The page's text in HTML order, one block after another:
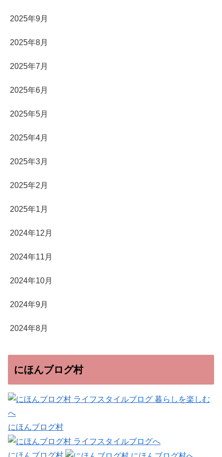
2025年9月
2025年8月
2025年7月
2025年6月
2025年5月
2025年4月
2025年3月
2025年2月
2025年1月
2024年12月
2024年11月
2024年10月
2024年9月
2024年8月
にほんブログ村
にほんブログ村
にほんブログ村